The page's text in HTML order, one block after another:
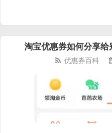
淘宝优惠券如何分享给
优惠券百科